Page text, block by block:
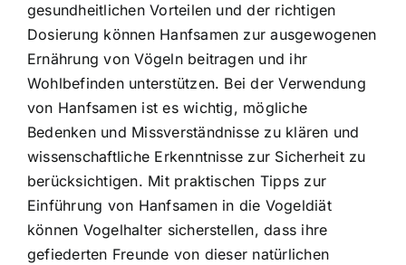
gesundheitlichen Vorteilen und der richtigen
Dosierung können Hanfsamen zur ausgewogenen
Ernährung von Vögeln beitragen und ihr
Wohlbefinden unterstützen. Bei der Verwendung
von Hanfsamen ist es wichtig, mögliche
Bedenken und Missverständnisse zu klären und
wissenschaftliche Erkenntnisse zur Sicherheit zu
berücksichtigen. Mit praktischen Tipps zur
Einführung von Hanfsamen in die Vogeldiät
können Vogelhalter sicherstellen, dass ihre
gefiederten Freunde von dieser natürlichen